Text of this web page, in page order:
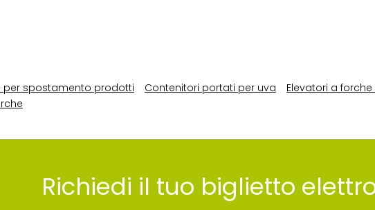
per spostamento prodotti Contenitori portati per uva
Elevatori a
Richiedi il tuo biglietto